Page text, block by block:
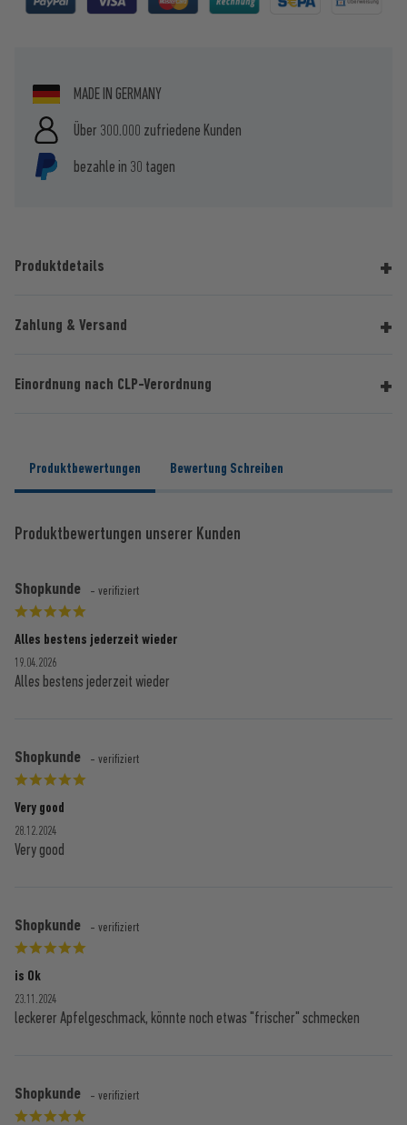
MADE IN GERMANY
Über 300.000 zufriedene Kunden
bezahle in 30 tagen
Produktdetails
Zahlung & Versand
Einordnung nach CLP-Verordnung
Produktbewertungen Bewertung Schreiben
Produktbewertungen unserer Kunden
Shopkunde - verifiziert
Alles bestens jederzeit wieder
19.04.2026
Alles bestens jederzeit wieder
Shopkunde - verifiziert
Very good
28.12.2024
Very good
Shopkunde - verifiziert
is Ok
23.11.2024
leckerer Apfelgeschmack, könnte noch etwas "frischer" schmecken
Shopkunde - verifiziert